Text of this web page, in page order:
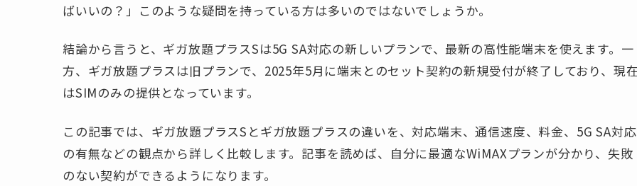
ばいいの？」このような疑問を持っている方は多いのではないでしょうか。
結論から言うと、ギガ放題プラスSは5G SA対応の新しいプランで、最新の高性能端末を使えます。一
方、ギガ放題プラスは旧プランで、2025年5月に端末とのセット契約の新規受付が終了しており、現
はSIMのみの提供となっています。
この記事では、ギガ放題プラスSとギガ放題プラスの違いを、対応端末、通信速度、料金、5G SA対応
の有無などの観点から詳しく比較します。記事を読めば、自分に最適なWiMAXプランが分かり、失敗
のない契約ができるようになります。